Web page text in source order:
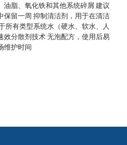
油脂、氧化铁和其他系统碎屑 建议
保留一周 抑制清洁剂，用于在清洁
所有类型系统水（硬水、软水、人
效分散剂技术 无泡配方，使用后易
维护时间